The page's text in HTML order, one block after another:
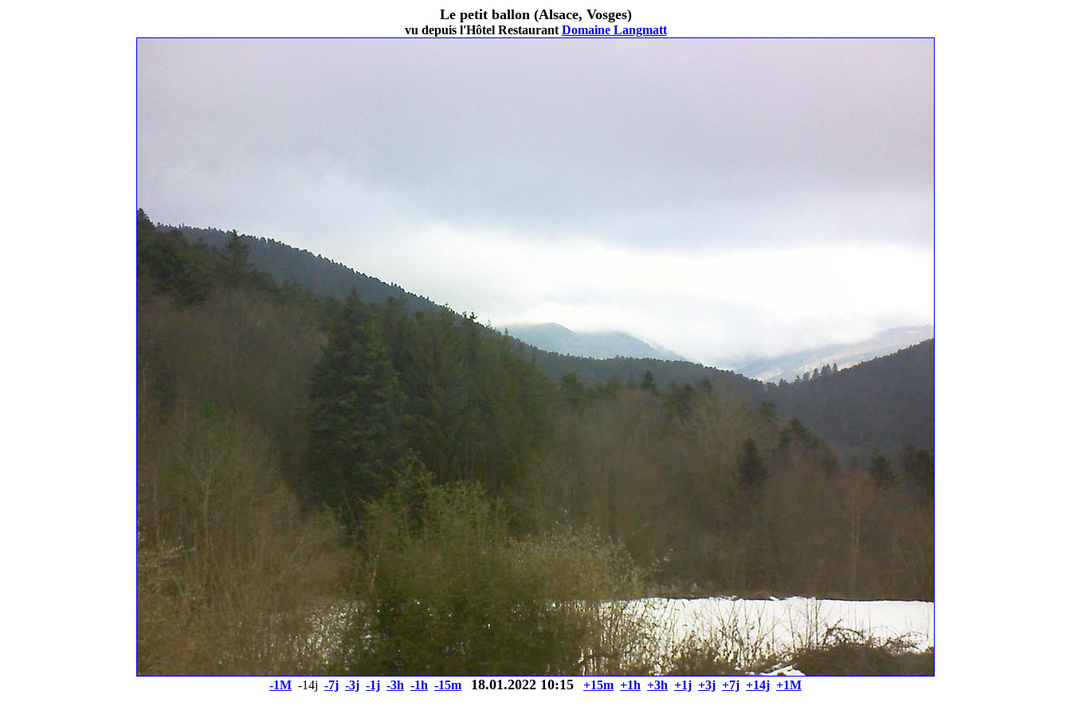
Le petit ballon (Alsace, Vosges)
vu depuis l'Hôtel Restaurant Domaine Langmatt
-1M -14j -7j -3j -1j -3h -1h -15m 18.01.2022 10:15 +15m +1h +3h +1j +3j +7j +14j +1M